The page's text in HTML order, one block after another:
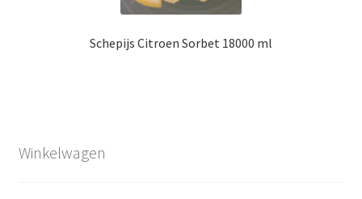
Schepijs Citroen Sorbet 18000 ml
Winkelwagen